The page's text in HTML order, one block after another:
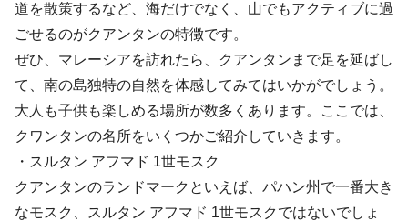
道を散策するなど、海だけでなく、山でもアクティブに過
ごせるのがクアンタンの特徴です。
ぜひ、マレーシアを訪れたら、クアンタンまで足を延ばし
て、南の島独特の自然を体感してみてはいかがでしょう。
大人も子供も楽しめる場所が数多くあります。ここでは、
クワンタンの名所をいくつかご紹介していきます。
・スルタン アフマド 1世モスク
クアンタンのランドマークといえば、パハン州で一番大き
なモスク、スルタン アフマド 1世モスクではないでしょ